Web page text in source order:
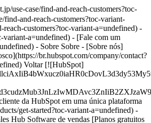
use-case/find-and-reach-customers?toc-
and-reach-customers?toc-variant-
customers?toc-variant-a=undefined) -
variant-a=undefined) - [Fale com um
- Sobre Sobre - [Sobre nós]
br.hubspot.com/company/contact?
Voltar [![HubSpot]
da HubSpot em uma única plataforma
get-started?toc-variant-a=undefined) -
Hub Software de vendas [Planos gratuitos